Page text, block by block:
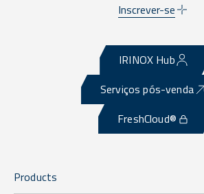
Inscrever-se
IRINOX Hub
Serviços pós-venda
FreshCloud®
Products